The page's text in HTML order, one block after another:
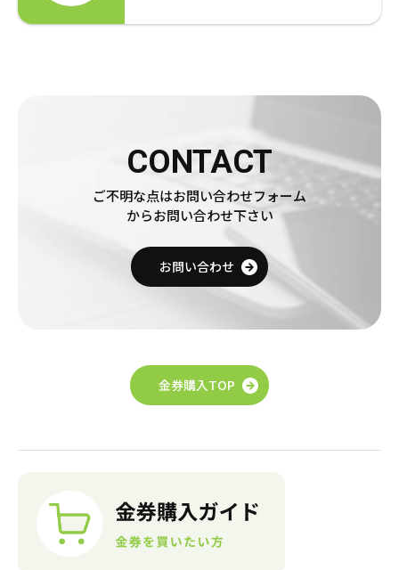
CONTACT
ご不明な点はお問い合わせフォーム
からお問い合わせ下さい
お問い合わせ
金券購入TOP